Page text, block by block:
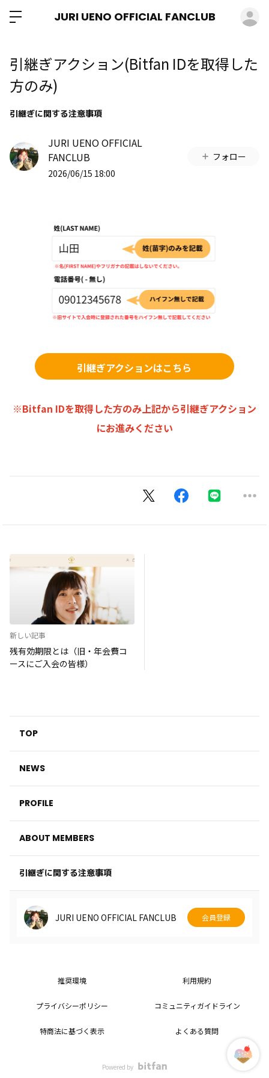
JURI UENO OFFICIAL FANCLUB
引継ぎアクション(Bitfan IDを取得した
方のみ)
引継ぎに関する注意事項
JURI UENO OFFICIAL
FANCLUB
2026/06/15 18:00
フォロー
引継ぎアクションはこちら
※Bitfan IDを取得した方のみ上記から引継ぎアクション
にお進みください
新しい記事
残有効期限とは（旧・年会費コ
ースにご入会の皆様）
TOP
NEWS
PROFILE
ABOUT MEMBERS
引継ぎに関する注意事項
JURI UENO OFFICIAL FANCLUB 会員登録
推奨環境 利用規約
プライバシーポリシー コミュニティガイドライン
特商法に基づく表示 よくある質問
Powered by